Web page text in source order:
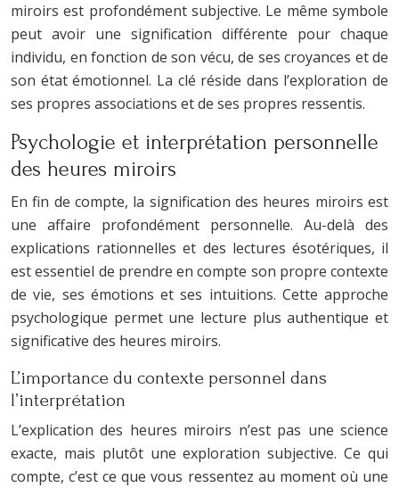
miroirs est profondément subjective. Le même symbole
peut avoir une signification différente pour chaque
individu, en fonction de son vécu, de ses croyances et de
son état émotionnel. La clé réside dans l’exploration de
ses propres associations et de ses propres ressentis.
Psychologie et interprétation personnelle
des heures miroirs
En fin de compte, la signification des heures miroirs est
une affaire profondément personnelle. Au-delà des
explications rationnelles et des lectures ésotériques, il
est essentiel de prendre en compte son propre contexte
de vie, ses émotions et ses intuitions. Cette approche
psychologique permet une lecture plus authentique et
significative des heures miroirs.
L’importance du contexte personnel dans
l’interprétation
L’explication des heures miroirs n’est pas une science
exacte, mais plutôt une exploration subjective. Ce qui
compte, c’est ce que vous ressentez au moment où une